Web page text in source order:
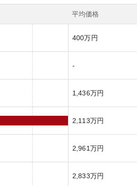
平均価格
400万円
-
1,436万円
2,113万円
2,961万円
2,833万円